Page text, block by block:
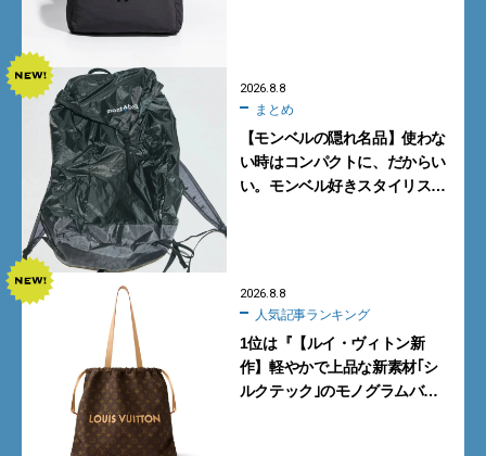
2026.8.8
まとめ
【モンベルの隠れ名品】使わな
い時はコンパクトに、だからい
い。モンベル好きスタイリスト
2026.8.8
人気記事ランキング
1位は『【ルイ・ヴィトン新
作】軽やかで上品な新素材｢シ
ルクテック｣のモノグラムバッ